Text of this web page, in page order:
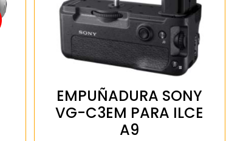
EMPUÑADURA SONY
VG-C3EM PARA ILCE
A9